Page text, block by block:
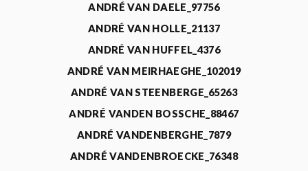
ANDRÉ VAN DAELE_97756
ANDRÉ VAN HOLLE_21137
ANDRÉ VAN HUFFEL_4376
ANDRÉ VAN MEIRHAEGHE_102019
ANDRÉ VAN STEENBERGE_65263
ANDRÉ VANDEN BOSSCHE_88467
ANDRÉ VANDENBERGHE_7879
ANDRÉ VANDENBROECKE_76348